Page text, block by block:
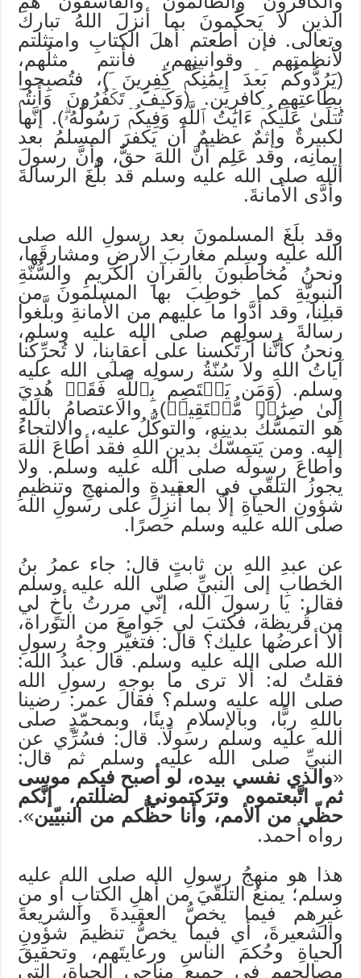
الذين لا يَحكُمونَ بما أنزلَ اللهُ تباركَ
وتعالى. فإن أطعتم أهلَ الكتابِ وامتثلتم
لأنظمتِهم وقوانينِهم، فأنتم مثلُهم،
(يَرُدُّوكُم بَعۡدَ إِيمَٰنِكُمۡ كَٰفِرِينَ َ)، فتُصبِحوا
بطاعتِهم كافرين. (وَكَيۡفَ تَكۡفُرُونَ وَأَنتُمۡ
تُتۡلَىٰ عَلَيۡكُمۡ ءَايَٰتُ ٱللَّهِ وَفِيكُمۡ رَسُولُهُۥۗ). إنَّها
لكبيرةٌ وإثمٌ عظيمٌ أن يَكفرَ المسلمُ بعد
إيمانِه، وقد عَلِم أنَّ اللهَ حقٌّ، وأنَّ رسولَ
الله صلى الله عليه وسلم قد بلَّغَ الرسالةَ
وأدَّى الأمانةَ.
وقد بلَغَ المسلمونَ بعد رسولِ الله صلى
الله عليه وسلم مغاربَ الأرضِ ومشارقَها،
ونحنُ مُخاطَبونَ بالقرآنِ الكريمِ والسُّنّةِ
النبويّةِ كما خوطِبَ بها المسلمونَ من
قبلِنا، وقد أدَّوا ما عليهم من الأمانةِ وبلَّغوا
رسالةَ رسولِهم صلى الله عليه وسلم،
ونحنُ كأنّنا ارتَكسنا على أعقابِنا، لا تُحرِّكُنا
آياتُ اللهِ ولا سُنّةُ رسولِه صلى الله عليه
وسلم. (وَمَن يَعۡتَصِم بِٱللَّهِ فَقَدۡ هُدِيَ
إِلَىٰ صِرَٰطٖ مُّسۡتَقِيمٖ). والاعتصامُ باللهِ
هو التمسُّكُ بدينِه، والتوكُّلُ عليه، والالتجاءُ
إليه. ومن يَتمسّكْ بدينِ اللهِ فقد أطاعَ اللهَ
وأطاعَ رسولَه صلى الله عليه وسلم. ولا
يجوزُ التلقّي في العقيدةِ والمنهجِ وتنظيمِ
شؤونِ الحياةِ إلّا بما أُنزِلَ على رسولِ الله
صلى الله عليه وسلم حصرًا.
عن عبدِ اللهِ بن ثابتٍ قال: جاء عمرُ بنُ
الخطابِ إلى النبيِّ صلى الله عليه وسلم
فقال: يا رسولَ الله، إنّي مررتُ بأخٍ لي
من قُريظة، فكتبَ لي جَوامعَ من التوراة،
ألا أعرضُها عليك؟ قال: فتغيَّر وجهُ رسولِ
الله صلى الله عليه وسلم. قال عبدُ الله:
فقلتُ له: ألا ترى ما بوجهِ رسولِ الله
صلى الله عليه وسلم؟ فقال عمر: رضينا
باللهِ ربًّا، وبالإسلامِ دينًا، وبمحمّدٍ صلى
الله عليه وسلم رسولًا. قال: فسُرِّي عن
النبيِّ صلى الله عليه وسلم ثم قال:
«والذي نفسي بيده، لو أصبح فيكم موسى
ثم اتَّبعتموه وترَكتموني لضللتم، إنَّكم
حظّي من الأمم، وأنا حظُّكم من النبيّين».
رواه أحمد.
هذا هو منهجُ رسولِ الله صلى الله عليه
وسلم؛ يمنعُ التلقّيَ من أهلِ الكتابِ أو من
غيرِهم فيما يخصُّ العقيدةَ والشريعةَ
والشعيرةَ، أي فيما يخصُّ تنظيمَ شؤونِ
الحياةِ وحُكمَ الناسِ ورعايتَهم، وتحقيقَ
مصالحِهم في جميعِ مناحي الحياة، التي